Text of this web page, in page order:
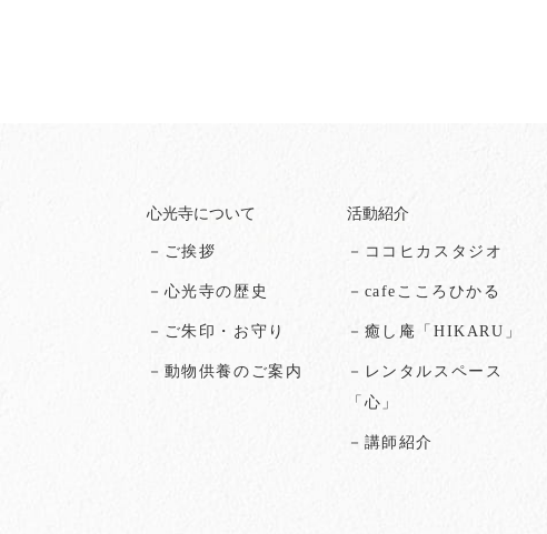
心光寺について
－ご挨拶
－心光寺の歴史
－ご朱印・お守り
－動物供養のご案内
活動紹介
－ココヒカスタジオ
－cafeこころひかる
－癒し庵「HIKARU」
－レンタルスペース
「心」
－講師紹介